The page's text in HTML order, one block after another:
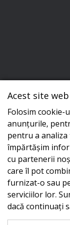
Acest site
Folosim
anunțurile,
pentru a
împărtășim
cu partenerii
care îl pot
furnizat-o sau
serviciilor lor.
dacă continuați